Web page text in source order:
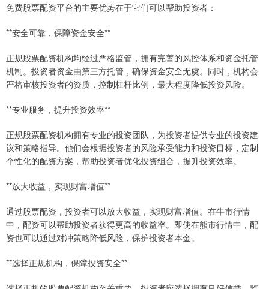
免费股票配资平台的主要优势在于它们可以帮助投资者：
**安全可靠，保障资金安全**
正规股票配资机构均经过严格监管，拥有完善的风控体系和资金托管
机制。投资者资金由第三方托管，确保资金安全无虞。同时，机构会
严格审核投资者的资质，控制杠杆比例，最大程度降低投资风险。
**专业服务，提升投资效率**
正规股票配资机构拥有专业的投资团队，为投资者提供专业的投资建
议和策略指导。他们会根据投资者的风险承受能力和投资目标，定制
个性化的配资方案，帮助投资者优化投资组合，提升投资效率。
**放大收益，实现财富增值**
通过股票配资，投资者可以放大收益，实现财富增值。在牛市行情
中，配资可以帮助投资者获得更高的收益率。即使在熊市行情中，配
资也可以通过对冲策略降低风险，保护投资者本金。
**选择正规机构，保障投资安全**